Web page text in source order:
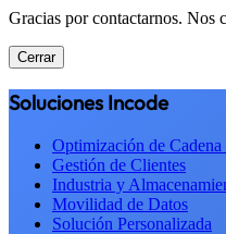
Gracias por contactarnos. Nos
Cerrar
Soluciones Incode
Optimización de
Gestión de Clientes
Industria y
Movilidad de Datos
Solución Personalizada